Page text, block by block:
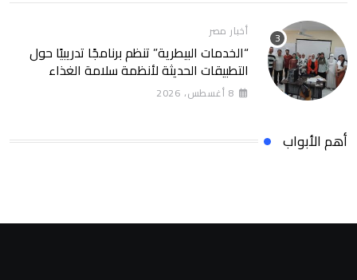
أخبار مصر
“الخدمات البيطرية” تنظم برنامجًا تدريبيًا حول
التطبيقات الحديثة لأنظمة سلامة الغذاء
8 أغسطس، 2026
أهم الأبواب